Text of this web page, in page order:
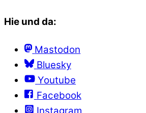
Hie und da:
Mastodon
Bluesky
Youtube
Facebook
Instagram